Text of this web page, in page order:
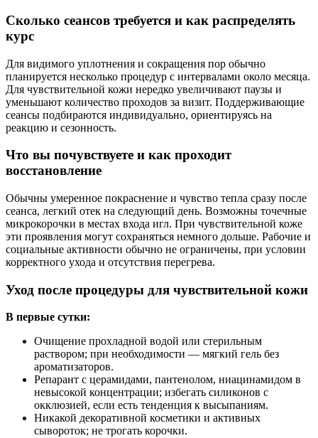
Сколько сеансов требуется и как распределять
курс
Для видимого уплотнения и сокращения пор обычно
планируется несколько процедур с интервалами около месяца.
Для чувствительной кожи нередко увеличивают паузы и
уменьшают количество проходов за визит. Поддерживающие
сеансы подбираются индивидуально, ориентируясь на
реакцию и сезонность.
Что вы почувствуете и как проходит
восстановление
Обычны умеренное покраснение и чувство тепла сразу после
сеанса, легкий отек на следующий день. Возможны точечные
микрокорочки в местах входа игл. При чувствительной коже
эти проявления могут сохраняться немного дольше. Рабочие и
социальные активности обычно не ограничены, при условии
корректного ухода и отсутствия перегрева.
Уход после процедуры для чувствительной кожи
В первые сутки:
Очищение прохладной водой или стерильным
раствором; при необходимости — мягкий гель без
ароматизаторов.
Репарант с церамидами, пантенолом, ниацинамидом в
невысокой концентрации; избегать силиконов с
окклюзией, если есть тенденция к высыпаниям.
Никакой декоративной косметики и активных
сывороток; не трогать корочки.